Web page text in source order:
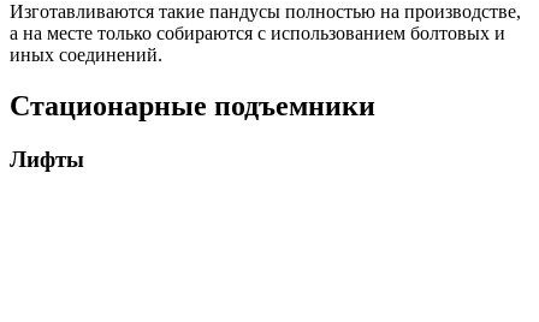
Изготавливаются такие пандусы полностью на производстве,
а на месте только собираются с использованием болтовых и
иных соединений.
Стационарные подъемники
Лифты